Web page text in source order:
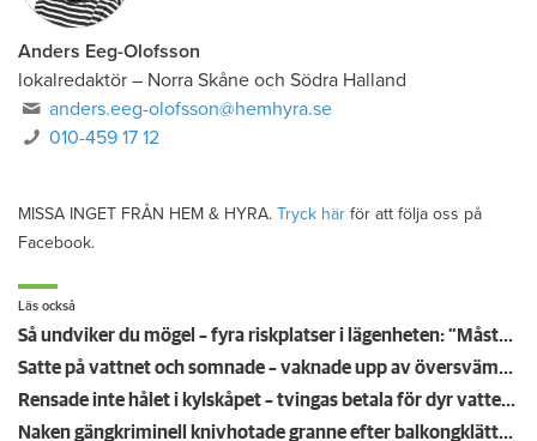
Anders Eeg-Olofsson
lokalredaktör – Norra Skåne och Södra Halland
anders.eeg-olofsson@hemhyra.se
010-459 17 12
MISSA INGET FRÅN HEM & HYRA. Tryck här för att följa oss på
Facebook.
Läs också
Så undviker du mögel – fyra riskplatser i lägenheten: ”Måste städa bort”
Satte på vattnet och somnade – vaknade upp av översvämning hos grannen
Rensade inte hålet i kylskåpet – tvingas betala för dyr vattenskada
Naken gängkriminell knivhotade granne efter balkongklättring